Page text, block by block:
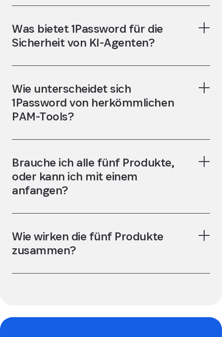
Was bietet 1Password für die
Sicherheit von KI-Agenten?
Wie unterscheidet sich
1Password von herkömmlichen
PAM-Tools?
Brauche ich alle fünf Produkte,
oder kann ich mit einem
anfangen?
Wie wirken die fünf Produkte
zusammen?